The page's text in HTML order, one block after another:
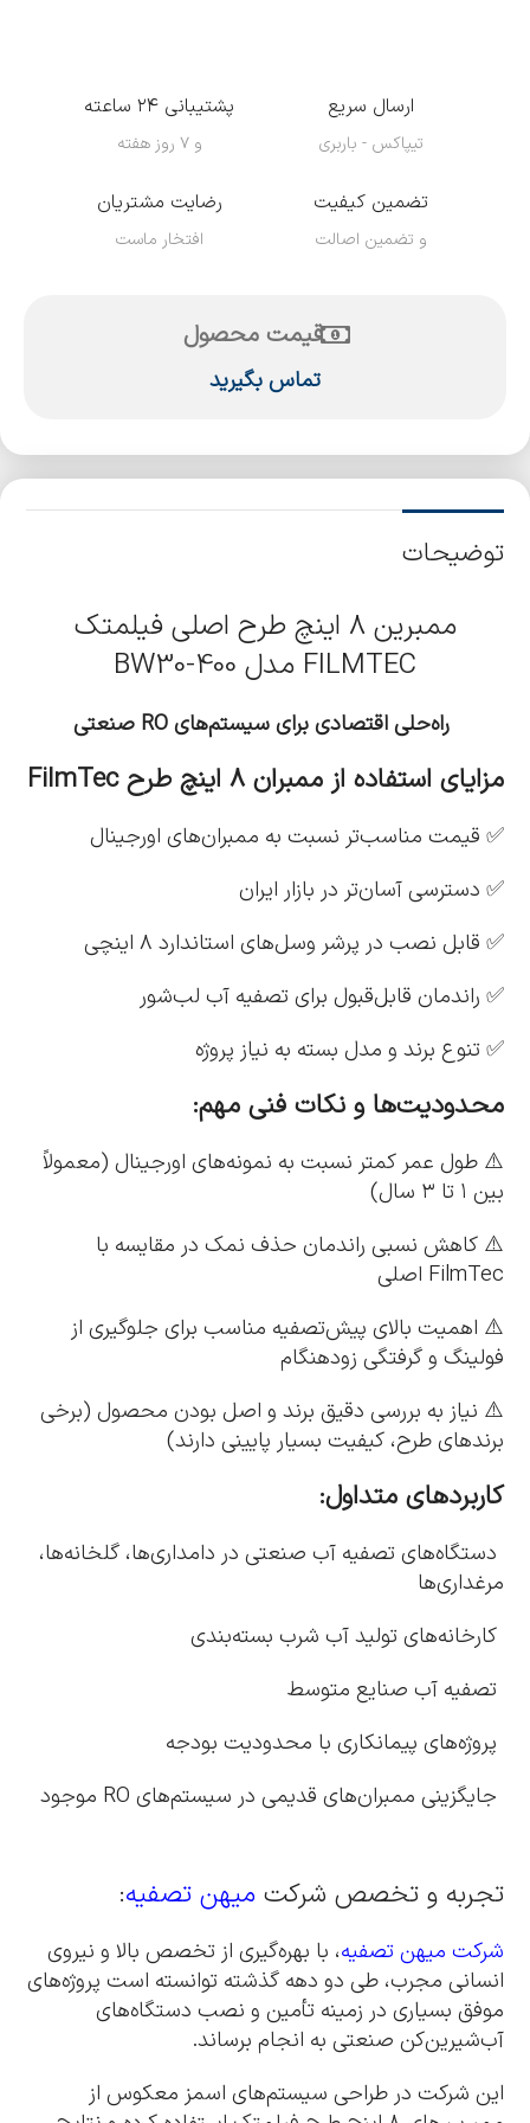
ارسال سریع
تیپاکس - باربری
پشتیبانی ۲۴ ساعته
و ۷ روز هفته
تضمین کیفیت
و تضمین اصالت
رضایت مشتریان
افتخار ماست
قیمت محصول
تماس بگیرید
توضیحات
ممبرین ۸ اینچ طرح اصلی فیلمتک
FILMTEC مدل BW30-400
راه‌حلی اقتصادی برای سیستم‌هایRO صنعتی
مزایای استفاده از ممبران ۸ اینچ طرح FilmTec
✅ قیمت مناسب‌تر نسبت به ممبران‌های اورجینال
✅ دسترسی آسان‌تر در بازار ایران
✅ قابل نصب در پرشر وسل‌های استاندارد ۸ اینچی
✅ راندمان قابل‌قبول برای تصفیه آب لب‌شور
✅ تنوع برند و مدل بسته به نیاز پروژه
محدودیت‌ها و نکات فنی مهم:
⚠️ طول عمر کمتر نسبت به نمونه‌های اورجینال (معمولاً
بین ۱ تا ۳ سال)
⚠️ کاهش نسبی راندمان حذف نمک در مقایسه با
FilmTec اصلی
⚠️ اهمیت بالای پیش‌تصفیه مناسب برای جلوگیری از
فولینگ و گرفتگی زودهنگام
⚠️ نیاز به بررسی دقیق برند و اصل بودن محصول (برخی
برندهای طرح، کیفیت بسیار پایینی دارند)
کاربردهای متداول:
دستگاه‌های تصفیه آب صنعتی در دامداری‌ها، گلخانه‌ها،
مرغداری‌ها
کارخانه‌های تولید آب شرب بسته‌بندی
تصفیه آب صنایع متوسط
پروژه‌های پیمانکاری با محدودیت بودجه
جایگزینی ممبران‌های قدیمی در سیستم‌های RO موجود
تجربه و تخصص شرکت میهن تصفیه:
شرکت میهن تصفیه، با بهره‌گیری از تخصص بالا و نیروی
انسانی مجرب، طی دو دهه گذشته توانسته است پروژه‌های
موفق بسیاری در زمینه تأمین و نصب دستگاه‌های
آب‌شیرین‌کن صنعتی به انجام برساند.
این شرکت در طراحی سیستم‌های اسمز معکوس از